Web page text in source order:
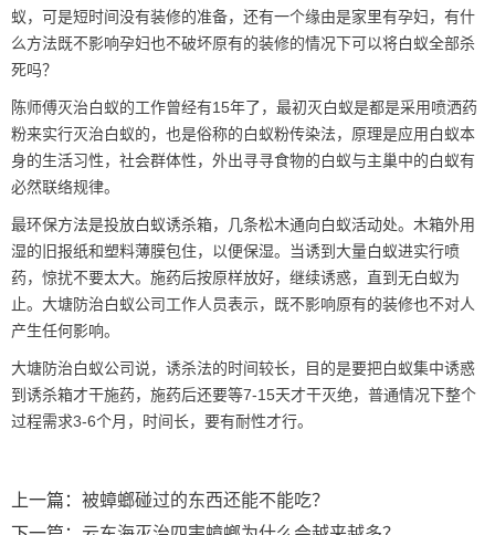
蚁，可是短时间没有装修的准备，还有一个缘由是家里有孕妇，有什
么方法既不影响孕妇也不破坏原有的装修的情况下可以将白蚁全部杀
死吗？
陈师傅灭治白蚁的工作曾经有15年了，最初灭白蚁是都是采用喷洒药
粉来实行灭治白蚁的，也是俗称的白蚁粉传染法，原理是应用白蚁本
身的生活习性，社会群体性，外出寻寻食物的白蚁与主巢中的白蚁有
必然联络规律。
最环保方法是投放白蚁诱杀箱，几条松木通向白蚁活动处。木箱外用
湿的旧报纸和塑料薄膜包住，以便保湿。当诱到大量白蚁进实行喷
药，惊扰不要太大。施药后按原样放好，继续诱惑，直到无白蚁为
止。 大塘防治白蚁公司工作人员表示，既不影响原有的装修也不对人
产生任何影响。
大塘防治白蚁公司说，诱杀法的时间较长，目的是要把白蚁集中诱惑
到 诱杀箱才干施药，施药后还要等7-15天才干灭绝，普通情况下整个
过程需求3-6个月，时间长，要有耐性才行。
上一篇： 被蟑螂碰过的东西还能不能吃？